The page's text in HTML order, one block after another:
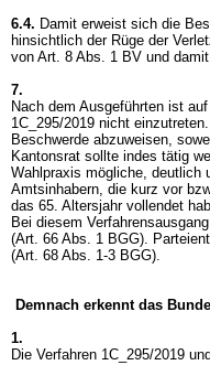
6.4. Damit erweist sich die
hinsichtlich der Rüge der
von Art. 8 Abs. 1 BV und
7.
Nach dem Ausgeführten ist
1C_295/2019 nicht
Beschwerde abzuweisen,
Kantonsrat sollte indes tätig
Wahlpraxis mögliche, deutlich
Amtsinhabern, die kurz vor
das 65. Altersjahr vollendet
Bei diesem
(Art. 66 Abs. 1 BGG).
(Art. 68 Abs. 1-3 BGG).
Demnach erkennt das
1.
Die Verfahren 1C_295/2019